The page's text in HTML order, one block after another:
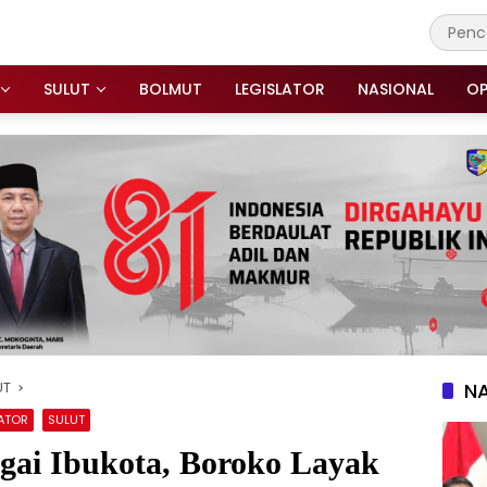
SULUT BOLMUT LEGISLATOR NASIONAL
SULUT
Ibukota, Boroko Layak